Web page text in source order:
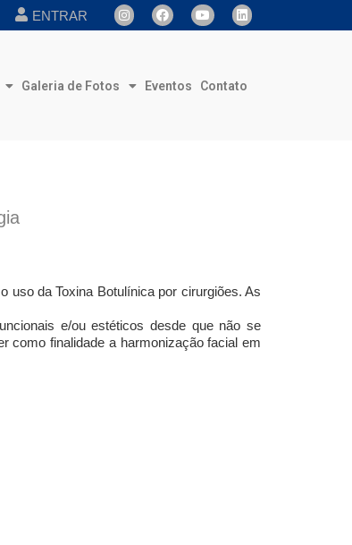
ENTRAR
Galeria de Fotos Eventos Contato
uso da Toxina Botulínica por cirurgiões. As
e/ou estéticos desde que não se
como finalidade a harmonização facial em